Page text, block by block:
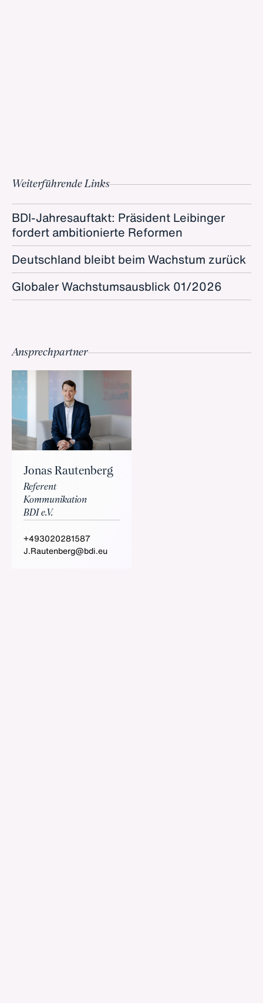
Weiterführende Links
BDI-Jahresauftakt: Präsident Leibinger
fordert ambitionierte Reformen
Deutschland bleibt beim Wachstum zurück
Globaler Wachstumsausblick 01/2026
Ansprechpartner
Jonas Rautenberg
Referent
Kommunikation
BDI e.V.
+493020281587
J.Rautenberg@bdi.eu